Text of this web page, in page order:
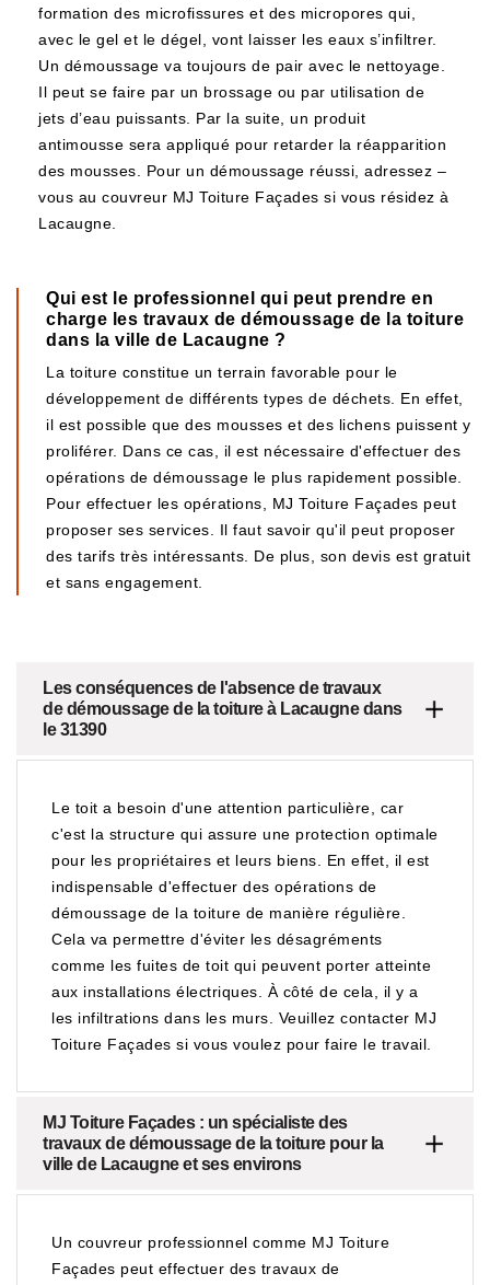
formation des microfissures et des micropores qui,
avec le gel et le dégel, vont laisser les eaux s’infiltrer.
Un démoussage va toujours de pair avec le nettoyage.
Il peut se faire par un brossage ou par utilisation de
jets d’eau puissants. Par la suite, un produit
antimousse sera appliqué pour retarder la réapparition
des mousses. Pour un démoussage réussi, adressez –
vous au couvreur MJ Toiture Façades si vous résidez à
Lacaugne.
Qui est le professionnel qui peut prendre en
charge les travaux de démoussage de la toiture
dans la ville de Lacaugne ?
La toiture constitue un terrain favorable pour le
développement de différents types de déchets. En effet,
il est possible que des mousses et des lichens puissent y
proliférer. Dans ce cas, il est nécessaire d'effectuer des
opérations de démoussage le plus rapidement possible.
Pour effectuer les opérations, MJ Toiture Façades peut
proposer ses services. Il faut savoir qu'il peut proposer
des tarifs très intéressants. De plus, son devis est gratuit
et sans engagement.
Les conséquences de l'absence de travaux
de démoussage de la toiture à Lacaugne dans
le 31390
Le toit a besoin d'une attention particulière, car
c'est la structure qui assure une protection optimale
pour les propriétaires et leurs biens. En effet, il est
indispensable d'effectuer des opérations de
démoussage de la toiture de manière régulière.
Cela va permettre d'éviter les désagréments
comme les fuites de toit qui peuvent porter atteinte
aux installations électriques. À côté de cela, il y a
les infiltrations dans les murs. Veuillez contacter MJ
Toiture Façades si vous voulez pour faire le travail.
MJ Toiture Façades : un spécialiste des
travaux de démoussage de la toiture pour la
ville de Lacaugne et ses environs
Un couvreur professionnel comme MJ Toiture
Façades peut effectuer des travaux de